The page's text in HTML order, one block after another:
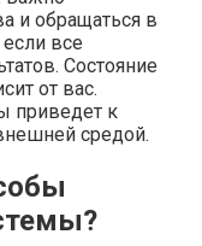
и обращаться в
все
Состояние
от вас.
приведет к
средой.